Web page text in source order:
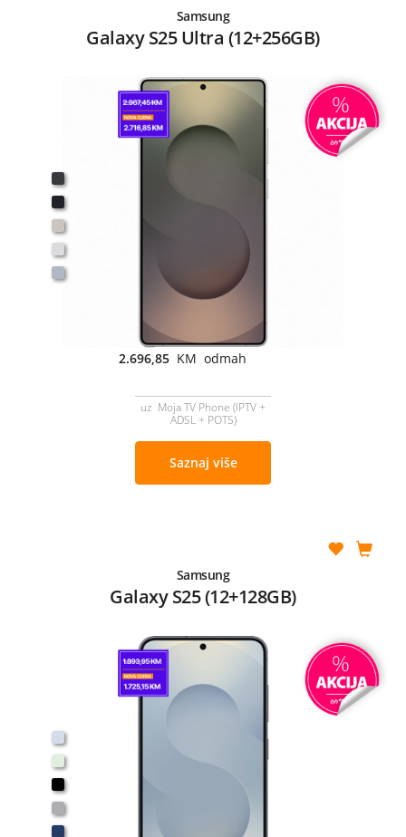
Samsung
Galaxy S25 Ultra (12+256GB)
2.696,85 KM odmah
uz Moja TV Phone (IPTV +
ADSL + POTS)
Saznaj više
Samsung
Galaxy S25 (12+128GB)